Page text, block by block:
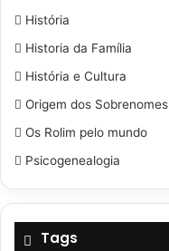
História
Historia da Família
História e Cultura
Origem dos Sobrenomes
Os Rolim pelo mundo
Psicogenealogia
Tags